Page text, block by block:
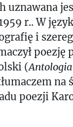
uznawana
r.. W
i
poezję
(
poezji